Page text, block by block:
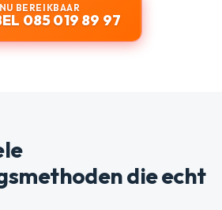
BEREIKBAAR
085 019 89 97
die echt